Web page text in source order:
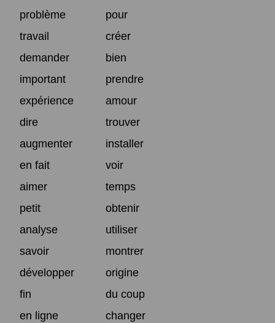
problème
pour
travail
créer
demander
bien
important
prendre
expérience
amour
dire
trouver
augmenter
installer
en fait
voir
aimer
temps
petit
obtenir
analyse
utiliser
savoir
montrer
développer
origine
fin
du coup
en ligne
changer